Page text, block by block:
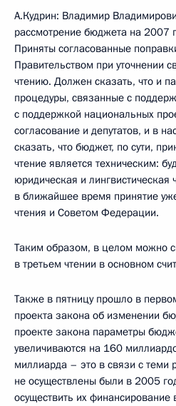
А.Кудрин: Владимир
рассмотрение бюджета на 2007
Приняты согласованные
Правительством при уточнении
чтению. Должен сказать, что и
процедуры, связанные с
с поддержкой национальных
согласование и депутатов, и в
сказать, что бюджет, по сути,
чтение является техническим:
юридическая и
в ближайшее время принятие
чтения и Советом Федерации.
Таким образом, в целом можно
в третьем чтении в основном
Также в пятницу прошло в
проекта закона об изменении
проекте закона параметры
увеличиваются на 160
миллиарда – это в связи с теми
не осуществлены были в 2005
осуществить их финансирование